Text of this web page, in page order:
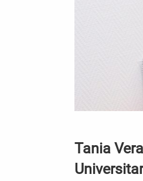
Tania